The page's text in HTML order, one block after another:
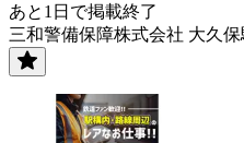
あと1日で掲載終了
三和警備保障株式会社 大久